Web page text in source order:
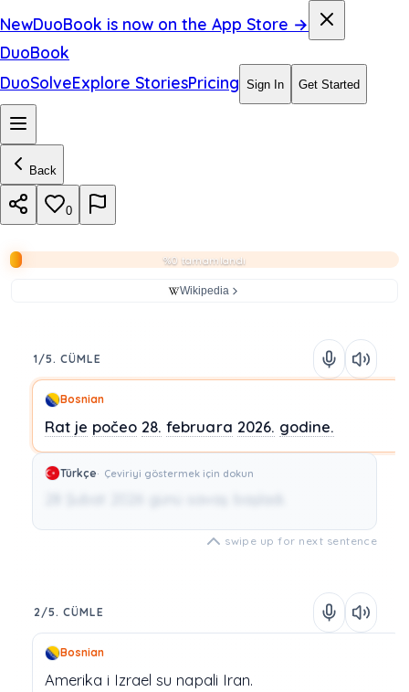
NewDuoBook is now on the App Store →
DuoBook
DuoSolveExplore StoriesPricing Sign In Get Started
Back
0
%0 tamamlandı
Wikipedia
1/5. CÜMLE
Bosnian
Rat je počeo 28. februara 2026. godine.
Türkçe Çeviriyi göstermek için dokun
swipe up for next sentence
2/5. CÜMLE
Bosnian
Amerika i Izrael su napali Iran.